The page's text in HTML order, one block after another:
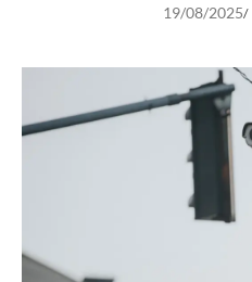
19/08/2025/